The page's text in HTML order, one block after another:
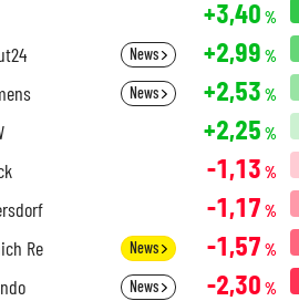
+3,40 %
News +2,99 %
News +2,53 %
+2,25 %
-1,13 %
-1,17 %
Re News -1,57 %
News -2,30 %